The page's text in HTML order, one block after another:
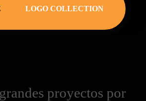
LOGO COLLECTION
proyectos por